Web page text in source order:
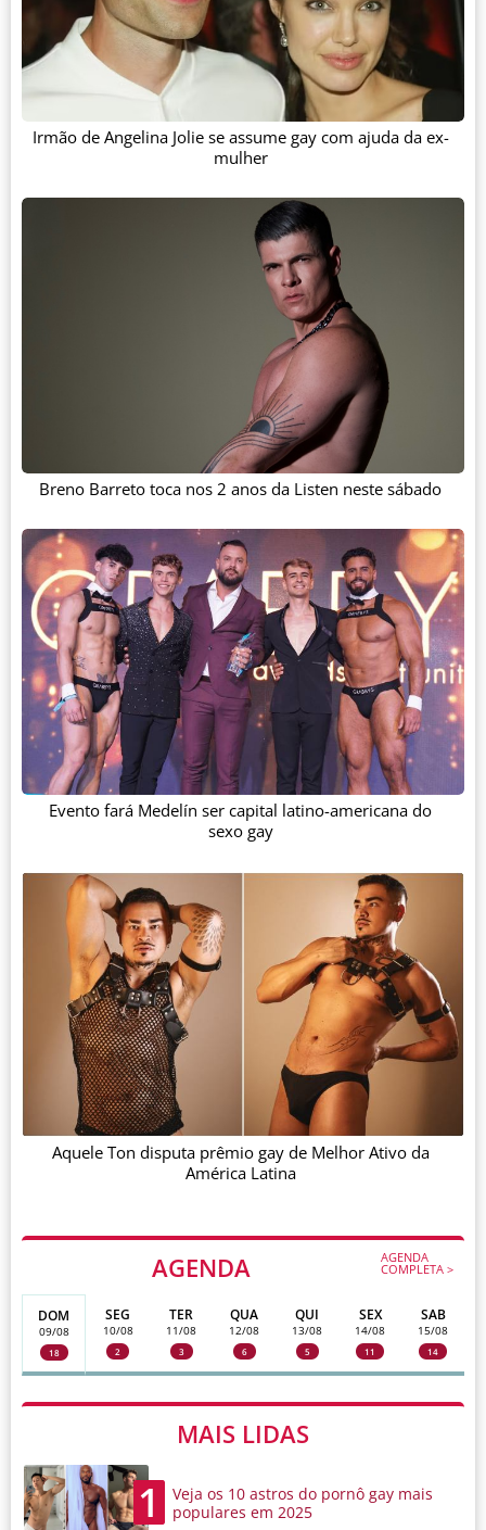
AGENDA AGENDA
COMPLETA >
DOM
09/08
18
SEG
10/08
2
TER
11/08
3
QUA
12/08
6
QUI
13/08
5
SEX
14/08
11
SAB
15/08
14
MAIS LIDAS
1
Veja os 10 astros do pornô gay mais
populares em 2025
Irmão de Angelina Jolie se assume gay com ajuda da ex-
mulher
Breno Barreto toca nos 2 anos da Listen neste sábado
Evento fará Medelín ser capital latino-americana do
sexo gay
Aquele Ton disputa prêmio gay de Melhor Ativo da
América Latina